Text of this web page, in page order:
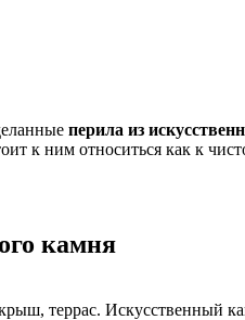
перила из
к ним относиться как к
камня
террас. Искусственный